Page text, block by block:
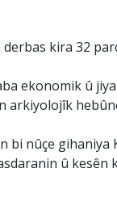
kira 32
ekonomik û
bi nûçe
û